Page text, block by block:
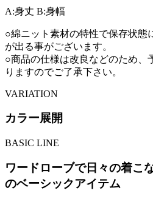
A:身丈 B:身幅
○綿ニット素材の特性で保存状態
が出る事がございます。
○商品の仕様は改良などのため、
りますのでご了承下さい。
VARIATION
カラー展開
BASIC LINE
ワードローブで日々の着こ
のベーシックアイテム